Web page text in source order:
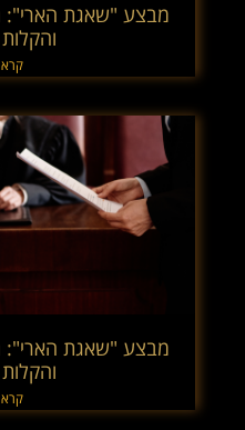
מבצע "שאגת הארי":
קרא
מבצע "שאגת הארי":
קרא